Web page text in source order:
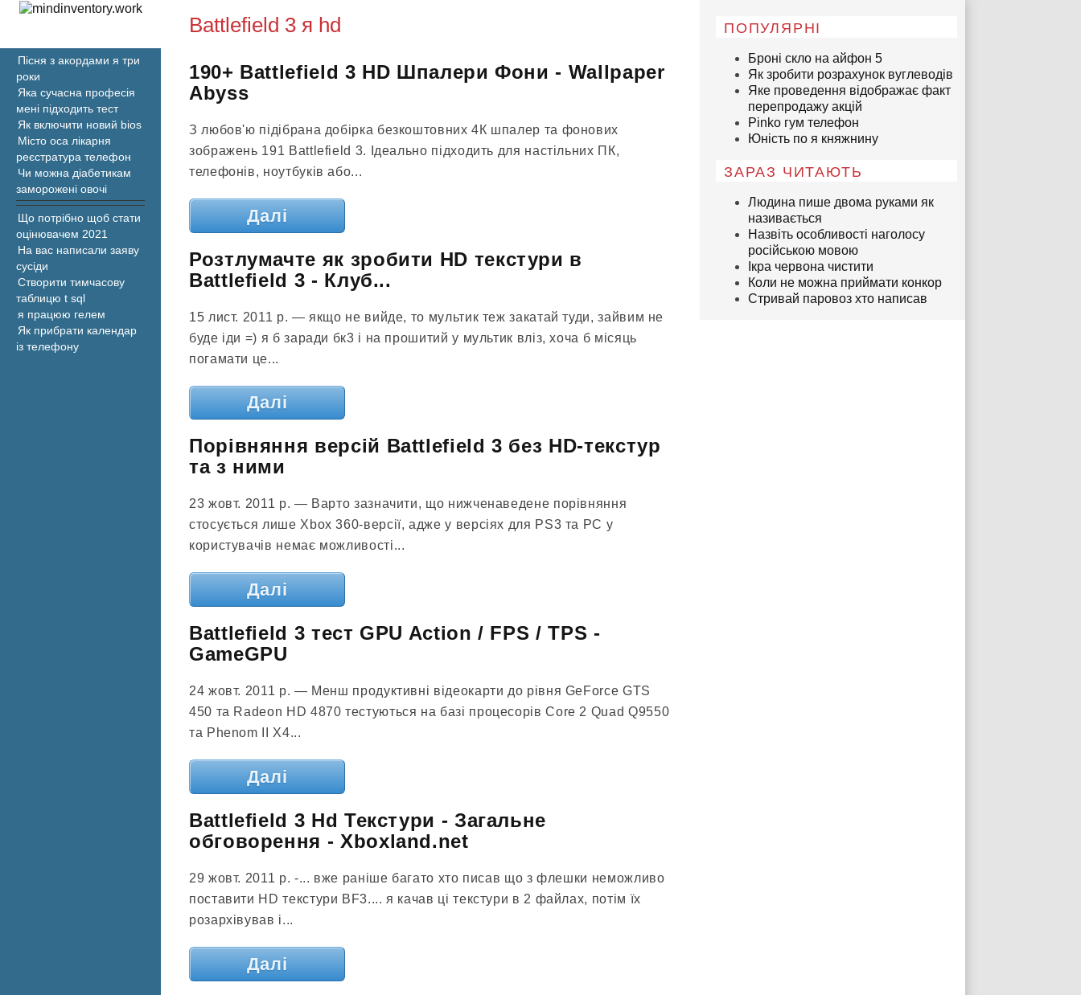
Battlefield 3 я hd
190+ Battlefield 3 HD Шпалери Фони - Wallpaper
Abyss
З любов'ю підібрана добірка безкоштовних 4К шпалер та фонових
зображень 191 Battlefield 3. Ідеально підходить для настільних ПК,
телефонів, ноутбуків або...
Далі
Розтлумачте як зробити HD текстури в
Battlefield 3 - Клуб...
15 лист. 2011 р. — якщо не вийде, то мультик теж закатай туди, зайвим не
буде іди =) я б заради бк3 і на прошитий у мультик вліз, хоча б місяць
погамати це...
Далі
Порівняння версій Battlefield 3 без HD-текстур
та з ними
23 жовт. 2011 р. — Варто зазначити, що нижченаведене порівняння
стосується лише Xbox 360-версії, адже у версіях для PS3 та PC у
користувачів немає можливості...
Далі
Battlefield 3 тест GPU Action / FPS / TPS -
GameGPU
24 жовт. 2011 р. — Менш продуктивні відеокарти до рівня GeForce GTS
450 та Radeon HD 4870 тестуються на базі процесорів Core 2 Quad Q9550
та Phenom II X4...
Далі
Battlefield 3 Hd Текстури - Загальне
обговорення - Xboxland.net
29 жовт. 2011 р. -... вже раніше багато хто писав що з флешки неможливо
поставити HD текстури BF3.... я качав ці текстури в 2 файлах, потім їх
розархівував і...
Далі
ПОПУЛЯРНІ
Броні скло на айфон 5
Як зробити розрахунок вуглеводів
Яке проведення відображає факт
перепродажу акцій
Pinko гум телефон
Юність по я княжнину
ЗАРАЗ ЧИТАЮТЬ
Людина пише двома руками як
називається
Назвіть особливості наголосу
російською мовою
Ікра червона чистити
Коли не можна приймати конкор
Стривай паровоз хто написав
Пісня з акордами я три
роки
Яка сучасна професія
мені підходить тест
Як включити новий bios
Місто оса лікарня
реєстратура телефон
Чи можна діабетикам
заморожені овочі
Що потрібно щоб стати
оцінювачем 2021
На вас написали заяву
сусіди
Створити тимчасову
таблицю t sql
я працюю гелем
Як прибрати календар
із телефону